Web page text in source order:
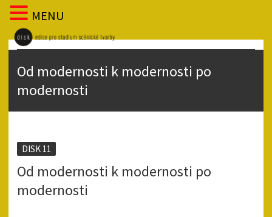
Od modernosti k modernosti po
modernosti
DISK 11
Od modernosti k modernosti po
modernosti
MENU